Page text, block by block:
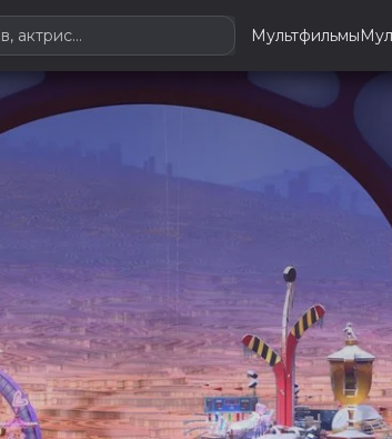
Мультфильмы